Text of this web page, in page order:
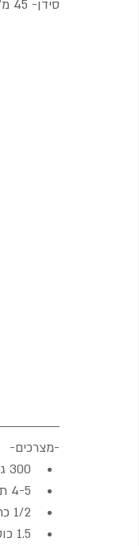
סידן- 45 מ"ג
-מצרכים-
300 גרם טופו בטעם טבעי/ בזיליקום
4-5 תפו"א אדומים בינוניים ( אפשר לגוון בקולורבי)
1/2 כרובית בינונית.
1.5 כוס חלב סויה ללא סוכר